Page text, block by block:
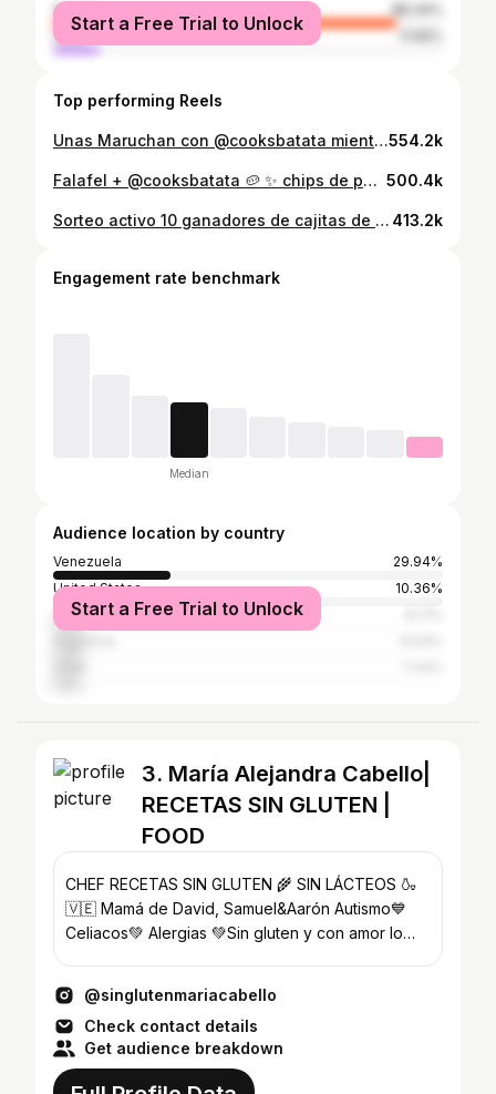
female
88.34%
male
Start a Free Trial to Unlock
Top performing Reels
Unas Maruchan con @cooksbatata mientras oímos los chismes de Tiktok 🙆🏼‍♀️🙏🏻✨ por cierto ya están por llegar mis papitas nuevamente !!!554.2k
Falafel + @cooksbatata 🥔 ✨ chips de papas #repost #arabes #humor #contenido 500.4k
Sorteo activo 10 ganadores de cajitas de todos los sabores ✨ Solo sigue mis cuentas @surthycooksfood y @cooksbatata , dale a compartir este video y comenta en este video de donde me sigues y podrías ser el ganador ! Será seleccionado al azar de los comentarios . Gracias por ser parte de mi magia , mañana @cooksbatata estará a nivel nacional en todas las sucursales de @mundototal_ve 12pm del medio día ✨#onceuponatime #batata 413.2k
Engagement rate benchmark
Median
Audience location by country
Venezuela
29.94%
United States
10.36%
Colombia
Start a Free Trial to Unlock
3. María Alejandra Cabello|
RECETAS SIN GLUTEN |
FOOD
CHEF RECETAS SIN GLUTEN 🌾 SIN LÁCTEOS 🍶
🇻🇪 Mamá de David, Samuel&Aarón Autismo💙
Celiacos💚 Alergias 💚Sin gluten y con amor lo
@singlutenmariacabello
Check contact details
Get audience breakdown